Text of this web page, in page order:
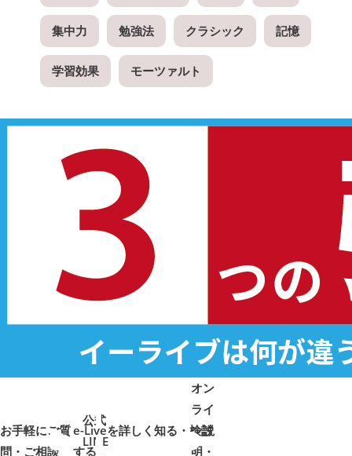
集中力 勉強法 クラシック 記憶
学習効果 モーツァルト
公式
LINE
お手軽にご質
問・ご相談➜ ➜
オン
ライ
ン説
明・
e-Liveを詳しく知る・検討
する
➜➜